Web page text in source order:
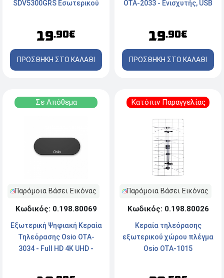
SDV5300GRS Εσωτερικού
Μαγνητική Βάση
19.90€
ΠΡΟΣΘΗΚΗ ΣΤΟ ΚΑΛΑΘΙ
OTA-2033 - Ενισχυτής, USB
19.90€
ΠΡΟΣΘΗΚΗ ΣΤΟ ΚΑΛΑΘΙ
Σε Απόθεμα
Παρόμοια Βάσει Εικόνας
Κωδικός: 0.198.80069
Εξωτερική Ψηφιακή Κεραία
Τηλεόρασης Osio OTA-
3034 - Full HD 4K UHD -
Κατόπιν Παραγγελίας
Παρόμοια Βάσει Εικόνας
Κωδικός: 0.198.80026
Κεραία τηλεόρασης
εξωτερικού χώρου πλέγμα
Osio OTA-1015